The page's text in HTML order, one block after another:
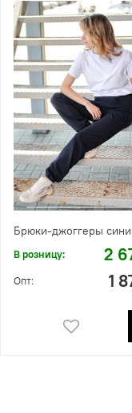
Брюки-джоггеры
В розницу: 2
Опт: 1